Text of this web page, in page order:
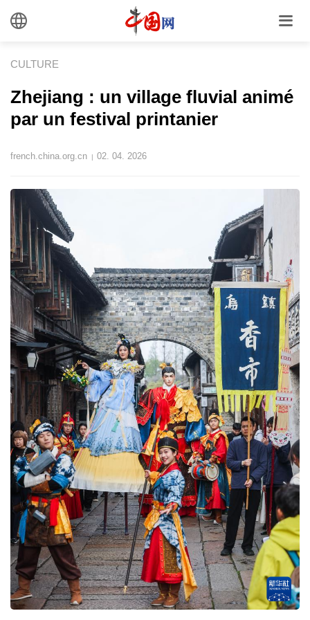
CULTURE
Zhejiang : un village fluvial animé
par un festival printanier
french.china.org.cn | 02. 04. 2026